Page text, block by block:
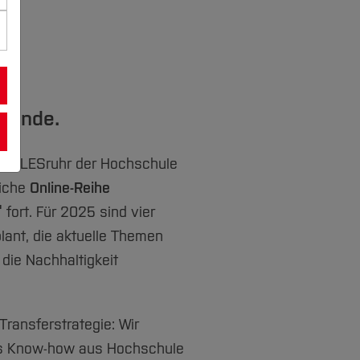
der Hochschule
Online-Reihe
fort. Für 2025 sind vier
die aktuelle Themen
Nachhaltigkeit
Wir
how aus Hochschule